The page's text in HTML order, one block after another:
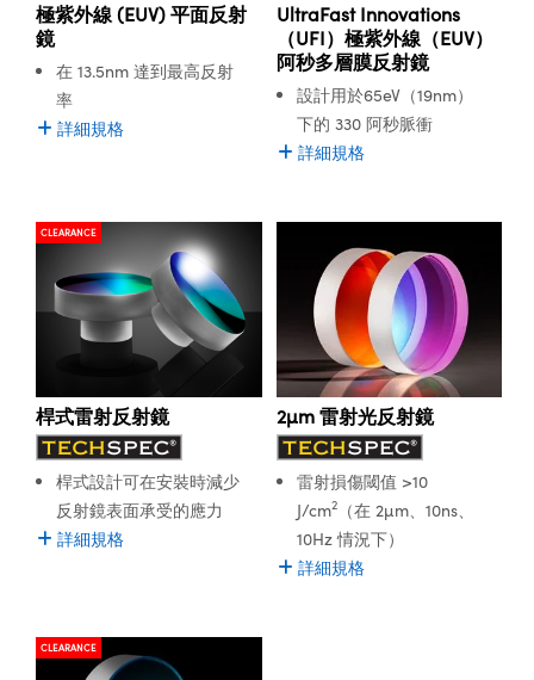
極紫外線 (EUV) 平面反射
鏡
在 13.5nm 達到最高反射
率
詳細規格
UltraFast Innovations
（UFI）極紫外線（EUV）
阿秒多層膜反射鏡
設計用於65eV（19nm）
下的 330 阿秒脈衝
詳細規格
CLEARANCE
桿式雷射反射鏡
桿式設計可在安裝時減少
反射鏡表面承受的應力
詳細規格
2µm 雷射光反射鏡
雷射損傷閾值 >10
J/cm2（在 2µm、10ns、
10Hz 情況下）
詳細規格
CLEARANCE